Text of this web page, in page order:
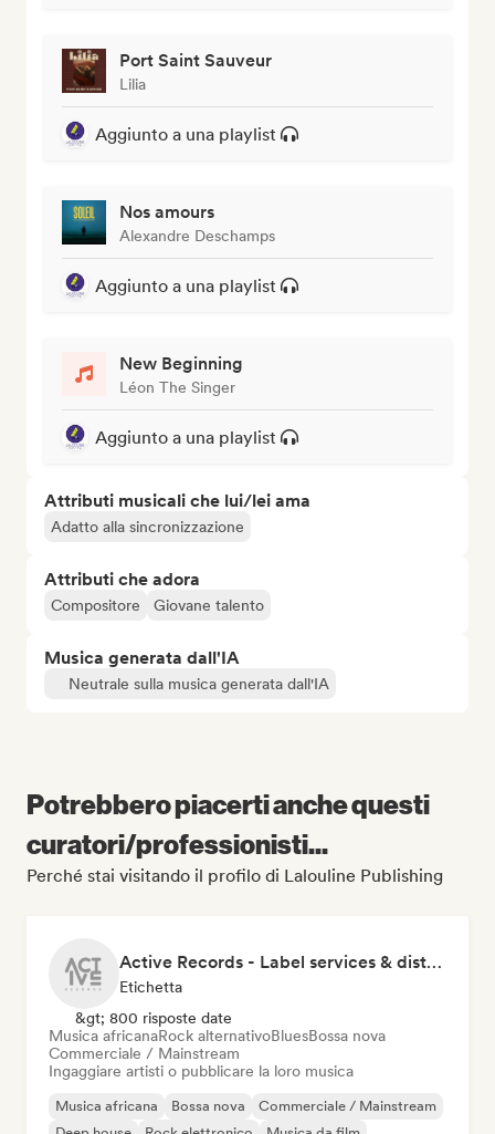
Port Saint Sauveur
Lilia
Aggiunto a una playlist
Nos amours
Alexandre Deschamps
Aggiunto a una playlist
New Beginning
Léon The Singer
Aggiunto a una playlist
Attributi musicali che lui/lei ama
Adatto alla sincronizzazione
Attributi che adora
Compositore Giovane talento
Musica generata dall'IA
Neutrale sulla musica generata dall'IA
Potrebbero piacerti anche questi
curatori/professionisti...
Perché stai visitando il profilo di Lalouline Publishing
Active Records - Label services & distribution
Etichetta
&gt; 800 risposte date
Musica africanaRock alternativoBluesBossa nova
Commerciale / Mainstream
Ingaggiare artisti o pubblicare la loro musica
Musica africana Bossa nova
Commerciale / Mainstream